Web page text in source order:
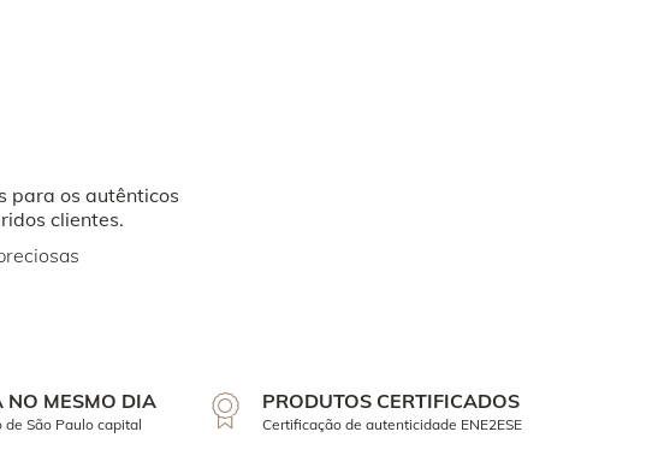
para os autênticos
clientes.
NO MESMO DIA
de São Paulo capital
PRODUTOS CERTIFICADOS
Certificação de autenticidade ENE2ESE